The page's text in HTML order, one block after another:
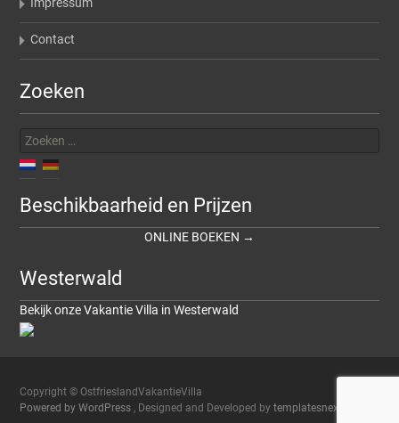
Impressum
Contact
Zoeken
naar:
Beschikbaarheid en Prijzen
ONLINE BOEKEN →
Westerwald
Bekijk onze Vakantie Villa in Westerwald
Copyright © OstfrieslandVakantieVilla
Powered by WordPress , Designed and Developed bytemplatesnext